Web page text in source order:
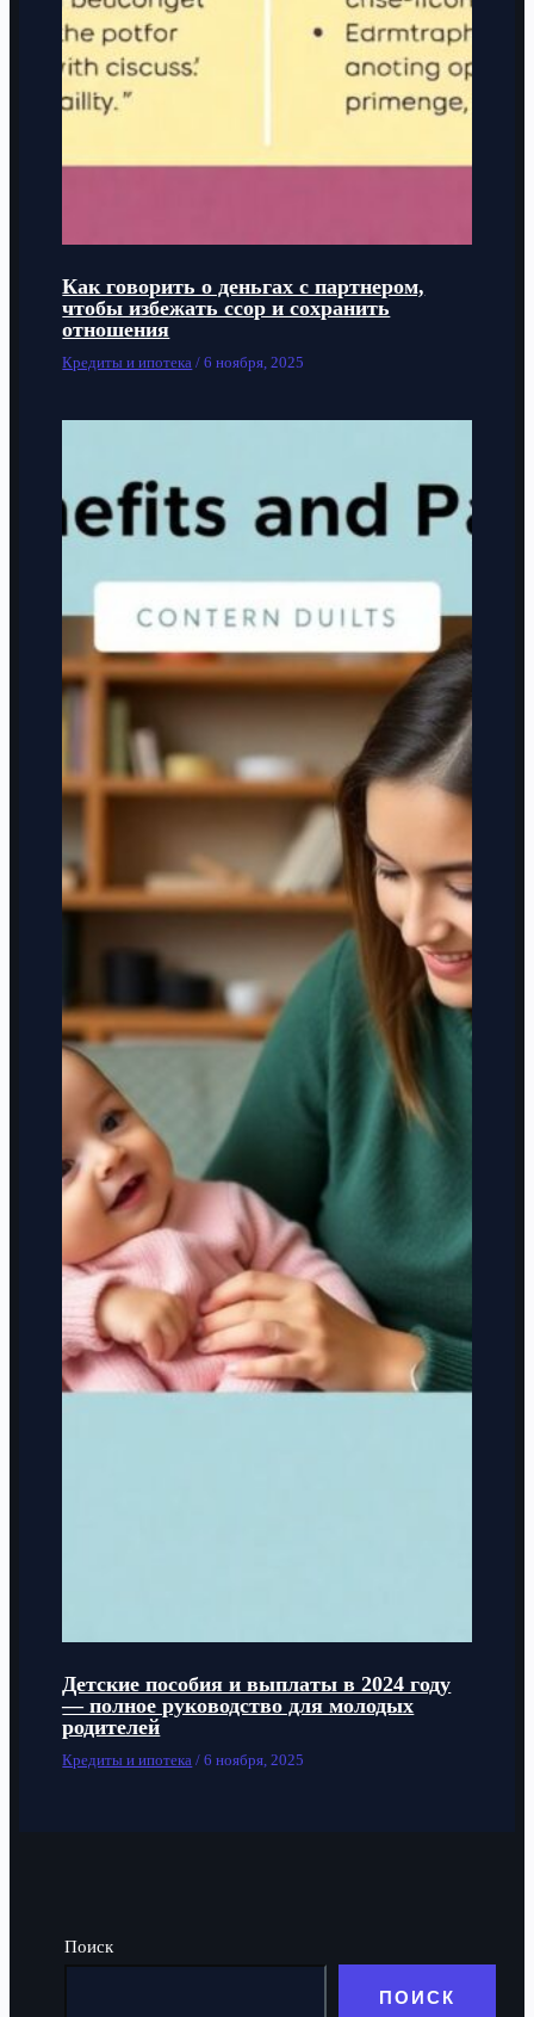
Как говорить о деньгах с партнером,
чтобы избежать ссор и сохранить
отношения
Кредиты и ипотека /6 ноября, 2025
Детские пособия и выплаты в 2024 году
— полное руководство для молодых
родителей
Кредиты и ипотека /6 ноября, 2025
Поиск
ПОИСК